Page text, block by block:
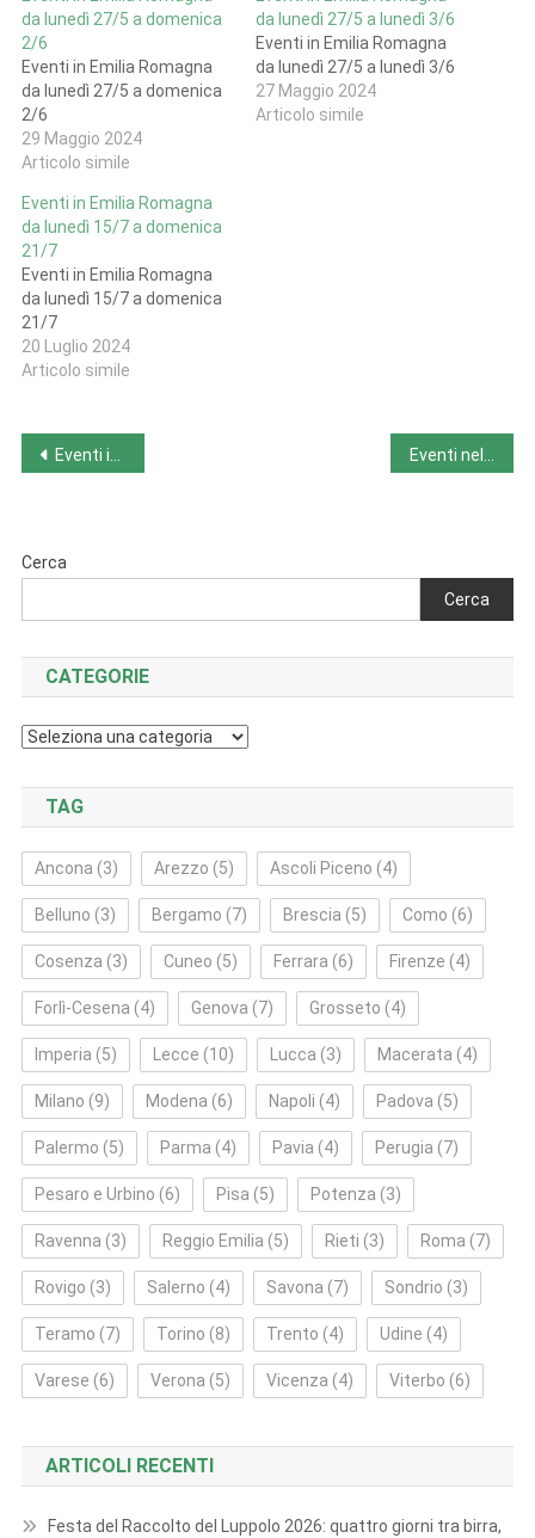
da lunedì 27/5 a domenica
2/6
Eventi in Emilia Romagna
da lunedì 27/5 a domenica
2/6
29 Maggio 2024
Articolo simile
da lunedì 27/5 a lunedì 3/6
Eventi in Emilia Romagna
da lunedì 27/5 a lunedì 3/6
27 Maggio 2024
Articolo simile
Eventi in Emilia Romagna
da lunedì 15/7 a domenica
21/7
Eventi in Emilia Romagna
da lunedì 15/7 a domenica
21/7
20 Luglio 2024
Articolo simile
Navigazione
Eventi in Campania da lunedì 10/6 a domenica 16/6
Cerca
Cerca
CATEGORIE
Categorie
TAG
Ancona (3) Arezzo (5) Ascoli Piceno (4)
Belluno (3) Bergamo (7) Brescia (5) Como (6)
Cosenza (3) Cuneo (5) Ferrara (6) Firenze (4)
Forlì‑Cesena (4) Genova (7) Grosseto (4)
Imperia (5) Lecce (10) Lucca (3) Macerata (4)
Milano (9) Modena (6) Napoli (4) Padova (5)
Palermo (5) Parma (4) Pavia (4) Perugia (7)
Pesaro e Urbino (6) Pisa (5) Potenza (3)
Ravenna (3) Reggio Emilia (5) Rieti (3) Roma (7)
Rovigo (3) Salerno (4) Savona (7) Sondrio (3)
Teramo (7) Torino (8) Trento (4) Udine (4)
Varese (6) Verona (5) Vicenza (4) Viterbo (6)
ARTICOLI RECENTI
Festa del Raccolto del Luppolo 2026: quattro giorni tra birra,